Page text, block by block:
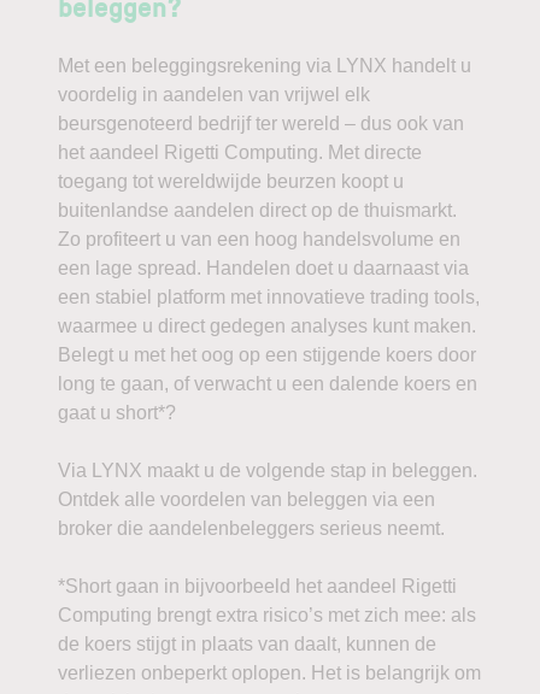
Met een beleggingsrekening via LYNX handelt u
voordelig in aandelen van vrijwel elk
beursgenoteerd bedrijf ter wereld – dus ook van
het aandeel Rigetti Computing. Met directe
toegang tot wereldwijde beurzen koopt u
buitenlandse aandelen direct op de thuismarkt.
Zo profiteert u van een hoog handelsvolume en
een lage spread. Handelen doet u daarnaast via
een stabiel platform met innovatieve trading tools,
waarmee u direct gedegen analyses kunt maken.
Belegt u met het oog op een stijgende koers door
long te gaan, of verwacht u een dalende koers en
gaat u short*?
Via LYNX maakt u de volgende stap in beleggen.
Ontdek alle voordelen van beleggen via een
broker die aandelenbeleggers serieus neemt.
*Short gaan in bijvoorbeeld het aandeel Rigetti
Computing brengt extra risico’s met zich mee: als
de koers stijgt in plaats van daalt, kunnen de
verliezen onbeperkt oplopen. Het is belangrijk om